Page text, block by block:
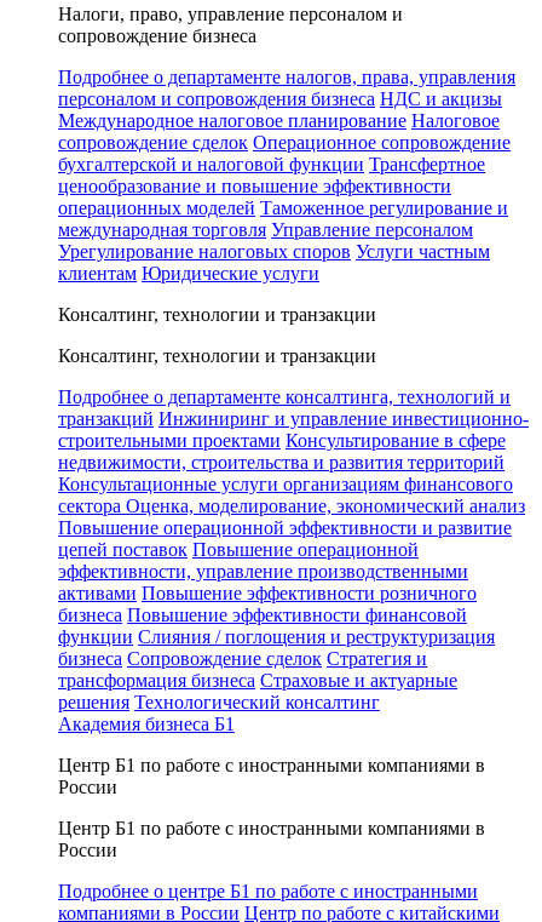
Налоги, право, управление персоналом и
сопровождение бизнеса
Подробнее о департаменте налогов, права, управления
персоналом и сопровождения бизнеса НДС и акцизы
Международное налоговое планирование Налоговое
сопровождение сделок Операционное сопровождение
бухгалтерской и налоговой функции Трансфертное
ценообразование и повышение эффективности
операционных моделей Таможенное регулирование и
международная торговля Управление персоналом
Урегулирование налоговых споров Услуги частным
клиентам Юридические услуги
Консалтинг, технологии и транзакции
Консалтинг, технологии и транзакции
Подробнее о департаменте консалтинга, технологий и
транзакций Инжиниринг и управление инвестиционно-
строительными проектами Консультирование в сфере
недвижимости, строительства и развития территорий
Консультационные услуги организациям финансового
сектора Оценка, моделирование, экономический анализ
Повышение операционной эффективности и развитие
цепей поставок Повышение операционной
эффективности, управление производственными
активами Повышение эффективности розничного
бизнеса Повышение эффективности финансовой
функции Слияния / поглощения и реструктуризация
бизнеса Сопровождение сделок Стратегия и
трансформация бизнеса Страховые и актуарные
решения Технологический консалтинг
Академия бизнеса Б1
Центр Б1 по работе с иностранными компаниями в
России
Центр Б1 по работе с иностранными компаниями в
России
Подробнее о центре Б1 по работе с иностранными
компаниями в России Центр по работе с китайскими